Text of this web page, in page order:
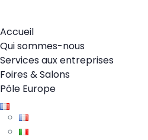
Accueil
Qui sommes-nous
Services aux entreprises
Foires & Salons
Pôle Europe